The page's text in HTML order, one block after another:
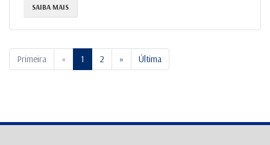
SAIBA MAIS
Primeira « Previous
1 2 » NextÚltima